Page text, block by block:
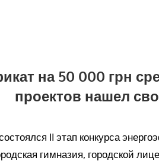
на 50 000 грн
проектов нашел
II этап конкурса
гимназия, городской